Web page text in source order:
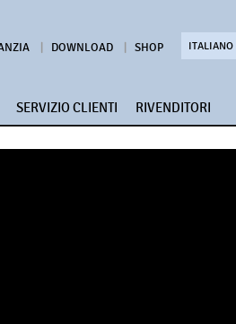
ITALIANO
DOWNLOAD SHOP
SERVIZIO CLIENTI RIVENDITORI